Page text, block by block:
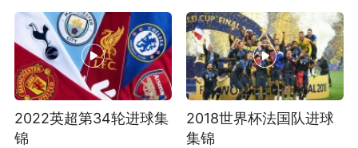
2022英超第34轮进球集
锦
2018世界杯法国队进球
集锦